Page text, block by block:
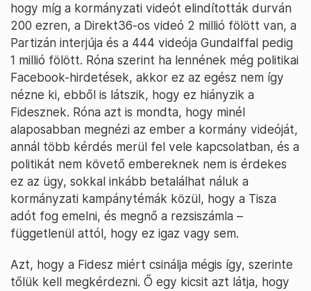
hogy míg a kormányzati videót elindították durván
200 ezren, a Direkt36-os videó 2 millió fölött van, a
Partizán interjúja és a 444 videója Gundalffal pedig
1 millió fölött. Róna szerint ha lennének még politikai
Facebook-hirdetések, akkor ez az egész nem így
nézne ki, ebből is látszik, hogy ez hiányzik a
Fidesznek. Róna azt is mondta, hogy minél
alaposabban megnézi az ember a kormány videóját,
annál több kérdés merül fel vele kapcsolatban, és a
politikát nem követő embereknek nem is érdekes
ez az ügy, sokkal inkább betalálhat náluk a
kormányzati kampánytémák közül, hogy a Tisza
adót fog emelni, és megnő a rezsiszámla –
függetlenül attól, hogy ez igaz vagy sem.
Azt, hogy a Fidesz miért csinálja mégis így, szerinte
tőlük kell megkérdezni. Ő egy kicsit azt látja, hogy